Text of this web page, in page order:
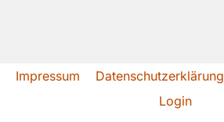
Impressum Datenschutzerklärung
Login